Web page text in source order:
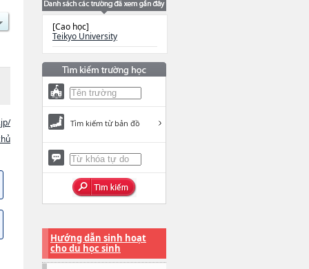
[Cao học]
Teikyo University
Tìm kiếm từ bản đồ
Hướng dẫn sinh hoạt
cho du học sinh